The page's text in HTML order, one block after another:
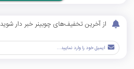
از آخرین تخفیف‌های چوبینر خبر دار شوید